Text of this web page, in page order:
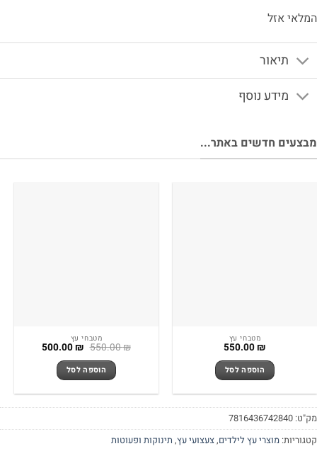
אזל
תיאור
מידע נוסף
חדשים באתר...
מטבחי עץ
550.00₪
הוספה לסל
מטבחי עץ
550.00₪ המחיר
היה:
550.00 ₪.
500.00₪ המחיר
הוספה לסל
7816436742840
מוצרי עץ לילדים,צעצועי עץ,תינוקות ופעוטות